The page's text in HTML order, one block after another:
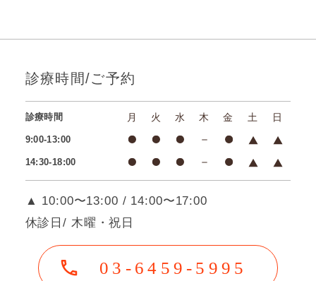
診療時間/ご予約
診療時間 月 火 水 木 金 土 日
9:00-13:00
14:30-18:00
▲ 10:00〜13:00 / 14:00〜17:00
休診日/ 木曜・祝日
03-6459-5995